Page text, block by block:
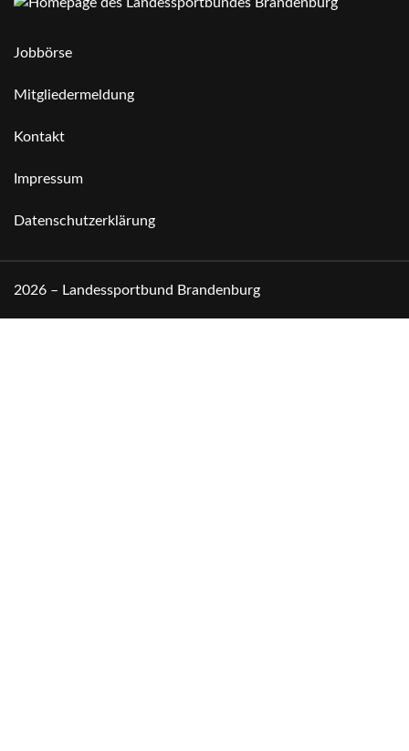
Jobbörse
Mitgliedermeldung
Kontakt
Impressum
Datenschutzerklärung
2026 – Landessportbund Brandenburg